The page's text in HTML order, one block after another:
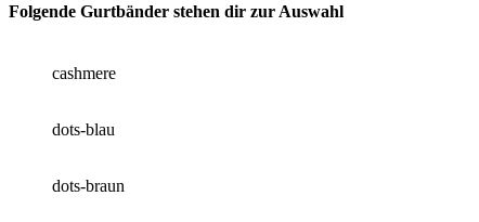
Folgende Gurtbänder stehen dir zur Auswahl
cashmere
dots-blau
dots-braun